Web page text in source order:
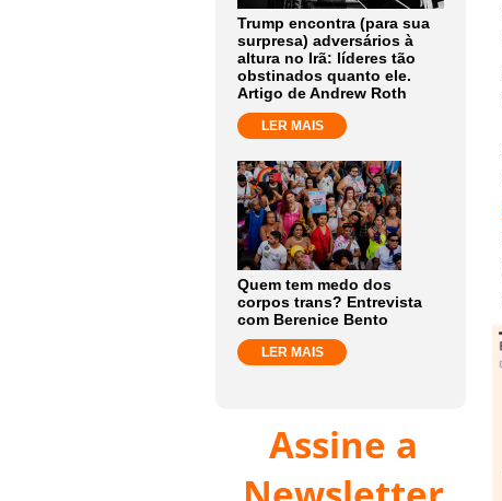
Trump encontra (para sua
surpresa) adversários à
altura no Irã: líderes tão
obstinados quanto ele.
Artigo de Andrew Roth
LER MAIS
Quem tem medo dos
corpos trans? Entrevista
com Berenice Bento
LER MAIS
Assine a